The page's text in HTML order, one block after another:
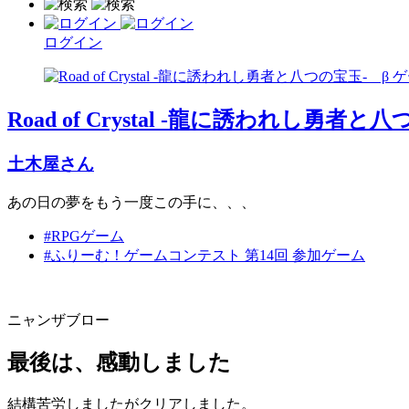
ログイン
Road of Crystal -龍に誘われし勇者と
土木屋さん
あの日の夢をもう一度この手に、、、
#RPGゲーム
#ふりーむ！ゲームコンテスト 第14回 参加ゲーム
ニャンザブロー
最後は、感動しました
結構苦労しましたがクリアしました。